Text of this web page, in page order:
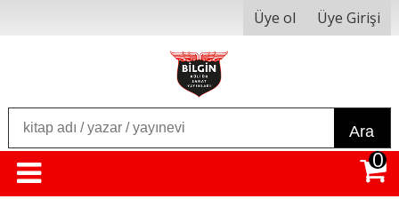
Üye ol Üye Girişi
Ara
0